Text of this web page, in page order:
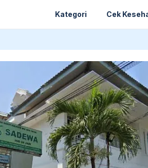
Kategori Cek